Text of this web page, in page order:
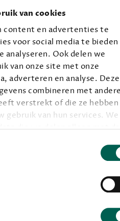
van cookies
content en advertenties te
voor social media te bieden
analyseren. Ook delen we
van onze site met onze
adverteren en analyse. Deze
combineren met
verstrekt of die ze hebben
gebruik van hun services. We
persoonsgegevens delen we
op
incl. verzending
zodat je kunt